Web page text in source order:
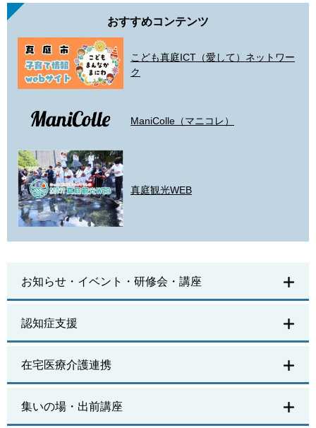
おすすめコンテンツ
こども真庭ICT（愛して）ネットワー
ク
ManiColle（マニコレ）
真庭観光WEB
お知らせ・イベント・研修会・講座
認知症支援
在宅医療介護連携
集いの場・出前講座